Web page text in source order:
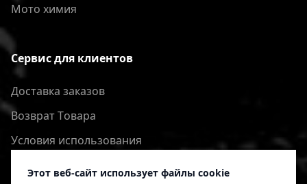
Этот веб-сайт использует файлы cookie
Мото химия
Сервис для клиентов
Доставка заказов
Bозврат Tовара
Условия использования
Политика конфиденциальности